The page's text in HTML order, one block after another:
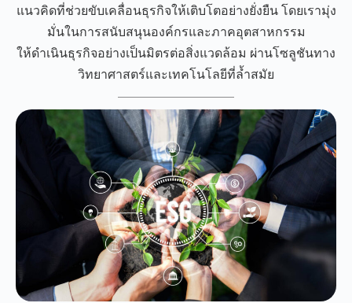
แนวคิดที่ช่วยขับเคลื่อนธุรกิจให้เติบโตอย่างยั่งยืน โดยเรามุ่ง
มั่นในการสนับสนุนองค์กรและภาคอุตสาหกรรม
ให้ดำเนินธุรกิจอย่างเป็นมิตรต่อสิ่งแวดล้อม ผ่านโซลูชันทาง
วิทยาศาสตร์และเทคโนโลยีที่ล้ำสมัย